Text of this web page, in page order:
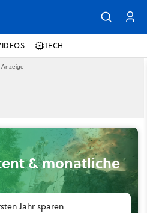
TECH
& monatliche
Jahr sparen